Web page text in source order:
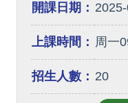
開課日期：
上課時間： 周一
招生人數： 20